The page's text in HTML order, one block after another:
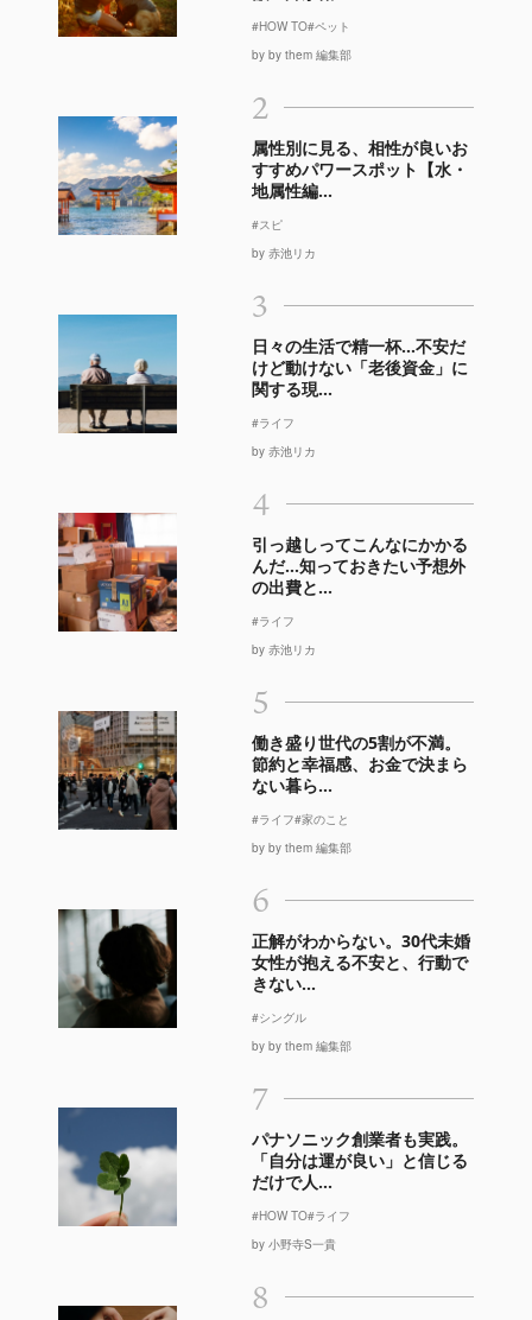
#HOW TO#ペット
by by them 編集部
2
属性別に見る、相性が良いお
すすめパワースポット【水・
地属性編...
#スピ
by 赤池リカ
3
日々の生活で精一杯…不安だ
けど動けない「老後資金」に
関する現...
#ライフ
by 赤池リカ
4
引っ越しってこんなにかかる
んだ…知っておきたい予想外
の出費と...
#ライフ
by 赤池リカ
5
働き盛り世代の5割が不満。
節約と幸福感、お金で決まら
ない暮ら...
#ライフ#家のこと
by by them 編集部
6
正解がわからない。30代未婚
女性が抱える不安と、行動で
きない...
#シングル
by by them 編集部
7
パナソニック創業者も実践。
「自分は運が良い」と信じる
だけで人...
#HOW TO#ライフ
by 小野寺S一貴
8